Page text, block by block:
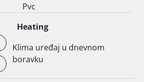
Pvc
Heating
Klima uređaj u dnevnom
boravku